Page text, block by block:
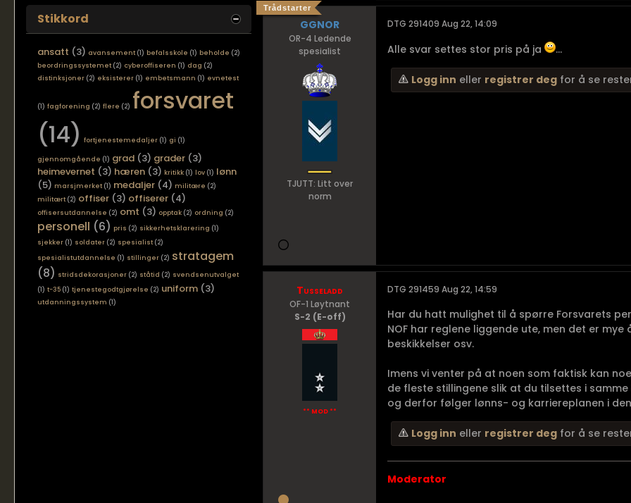
GGNOR
Trådstarter
OR-4 Ledende
spesialist
TJUTT: Litt over
norm
DTG 291409 Aug 22, 14:09
Alle svar settes stor pris på ja ...
Logg inn eller registrer deg for å se
Tusseladd
OF-1 Løytnant
S-2 (E-off)
** MOD **
DTG 291459 Aug 22, 14:59
Har du hatt mulighet til å spørre Forsvarets
NOF har reglene liggende ute, men det er
beskikkelser osv.
Imens vi venter på at noen som faktisk kan
de fleste stillingene slik at du tilsettes i
og derfor følger lønns- og karriereplanen i
Logg inn eller registrer deg for å se
Moderator
Stikkord
ansatt (3) avansement (1) befalsskole (1) beholde (2)
beordringssystemet (2) cyberoffiseren (1) dag (2)
distinksjoner (2) eksisterer (1) embetsmann (1) evnetest
(1) fagforening (2) flere (2) forsvaret
(14) fortjenestemedaljer (1) gi (1)
gjennomgående (1) grad (3) grader (3)
heimevernet (3) hæren (3) kritikk (1) lov (1) lønn
(5) marsjmerket (1) medaljer (4) militære (2)
militært (2) offiser (3) offiserer (4)
offisersutdannelse (2) omt (3) opptak (2) ordning (2)
personell (6) pris (2) sikkerhetsklarering (1)
sjekker (1) soldater (2) spesialist (2)
spesialistutdannelse (1) stillinger (2) stratagem
(8) stridsdekorasjoner (2) ståtid (2) svendsenutvalget
(1) t-35 (1) tjenestegodtgjørelse (2) uniform (3)
utdanningssystem (1)